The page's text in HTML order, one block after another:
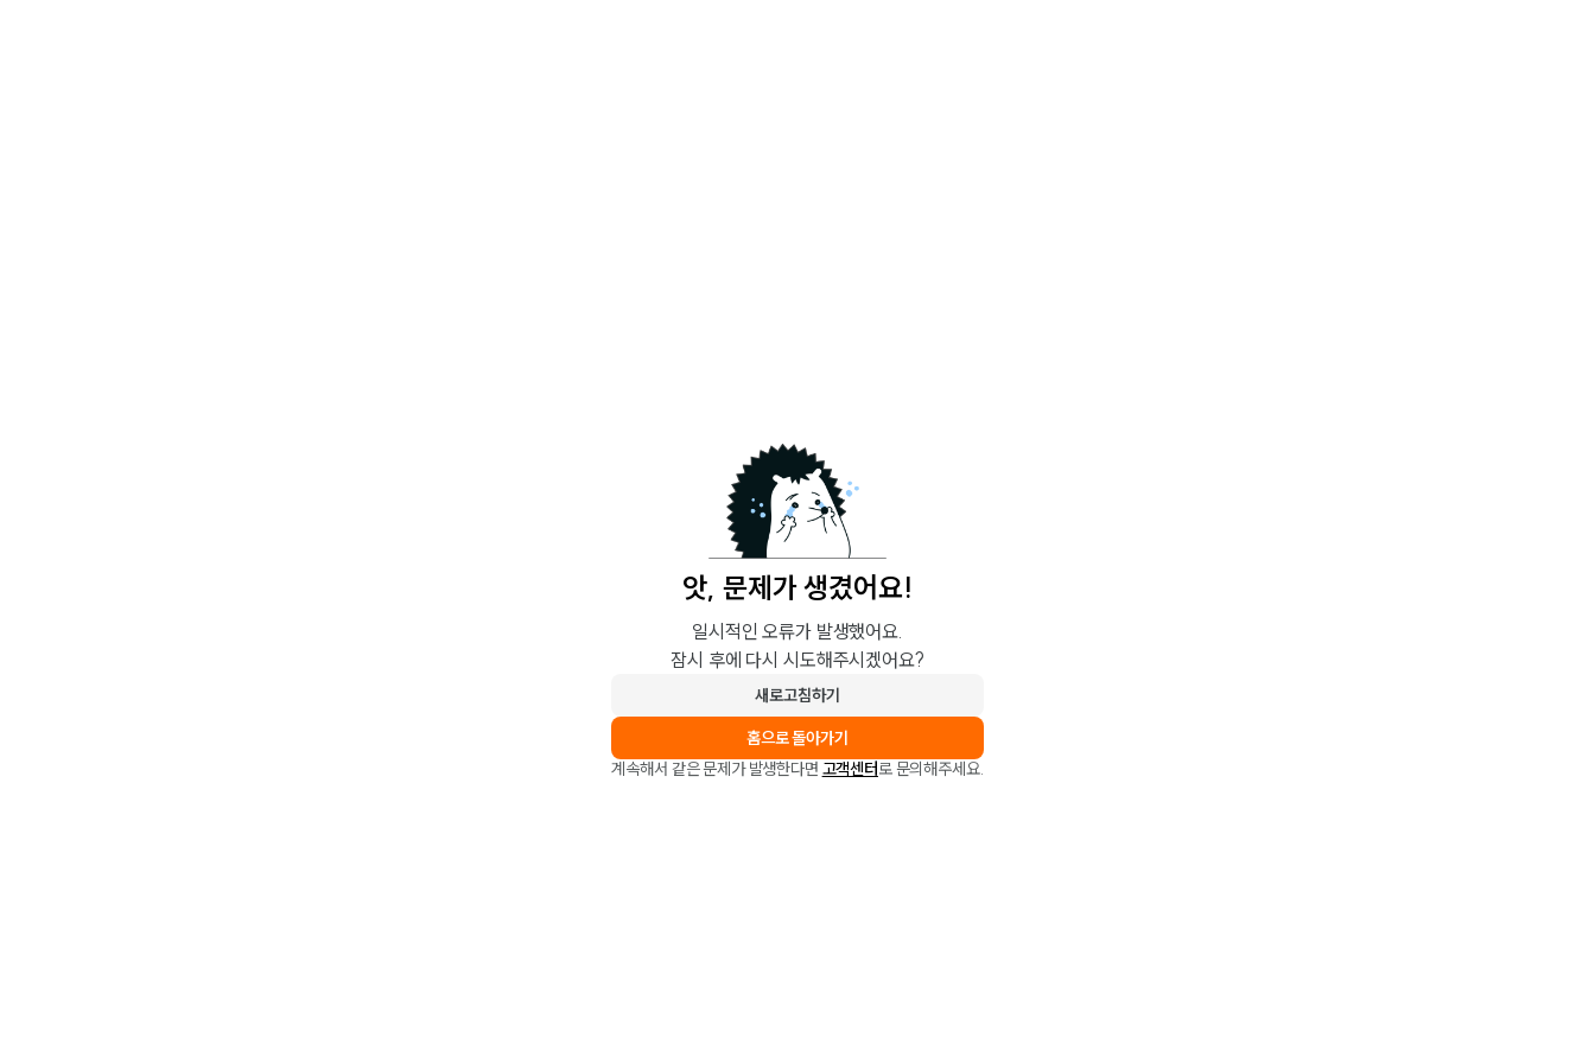
앗, 문제가 생겼어요!
일시적인 오류가 발생했어요.
잠시 후에 다시 시도해주시겠어요?
새로고침하기
홈으로 돌아가기
계속해서 같은 문제가 발생한다면 고객센터로 문의해주세요.